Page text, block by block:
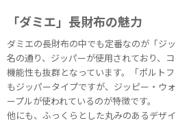
「ダミエ」長財布の魅力
ダミエの長財布の中でも定番なのが「ジ
名の通り、ジッパーが使用されており、
機能性も抜群となっています。「ポルト
もジッパータイプですが、ジッピー・ウ
ープルが使われているのが特徴です。
他にも、ふっくらとした丸みのあるデザ